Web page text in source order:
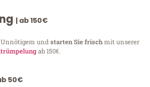
| ab 150€
undstarten Sie frischmit unserer
ab 150€.
50€